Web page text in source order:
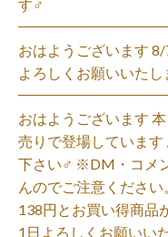
す‍♂️
おはようございます
よろしくお願いいたし
おはようございます
売りで登場していま
下さい‍♂️ ※DM・コメ
んのでご注意くださ
138円とお買い得商品
1日よろしくお願いい